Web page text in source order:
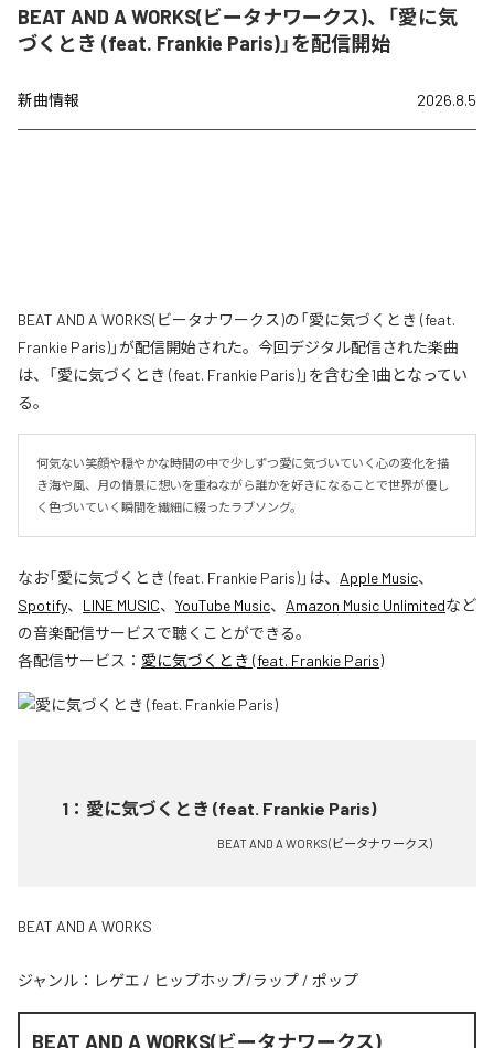
BEAT AND A WORKS(ビータナワークス)、「愛に気
づくとき (feat. Frankie Paris)」を配信開始
新曲情報 2026.8.5
BEAT AND A WORKS(ビータナワークス)の「愛に気づくとき (feat.
Frankie Paris)」が配信開始された。今回デジタル配信された楽曲
は、「愛に気づくとき (feat. Frankie Paris)」を含む全1曲となってい
る。
何気ない笑顔や穏やかな時間の中で少しずつ愛に気づいていく心の変化を描
き海や風、月の情景に想いを重ねながら誰かを好きになることで世界が優し
く色づいていく瞬間を繊細に綴ったラブソング。
なお「愛に気づくとき (feat. Frankie Paris)」は、 Apple Music、
Spotify、 LINE MUSIC、 YouTube Music、 Amazon Music Unlimitedなど
の音楽配信サービスで聴くことができる。
各配信サービス： 愛に気づくとき (feat. Frankie Paris)
1 ： 愛に気づくとき (feat. Frankie Paris)
BEAT AND A WORKS(ビータナワークス)
BEAT AND A WORKS
ジャンル： レゲエ / ヒップホップ/ラップ / ポップ
BEAT AND A WORKS(ビータナワークス)